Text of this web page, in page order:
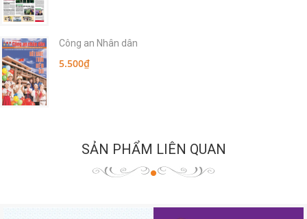
Công an Nhân dân
5.500₫
SẢN PHẨM LIÊN QUAN